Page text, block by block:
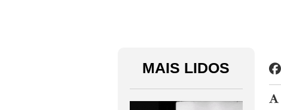
MAIS LIDOS